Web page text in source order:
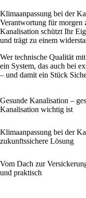
Klimaanpassung bei der
Verantwortung für morgen
Kanalisation schützt Ihr
und trägt zu einem
Wer technische Qualität
ein System, das auch bei
– und damit ein Stück
Gesunde Kanalisation –
Kanalisation wichtig ist
Klimaanpassung bei der
zukunftssichere Lösung
Vom Dach zur
und praktisch